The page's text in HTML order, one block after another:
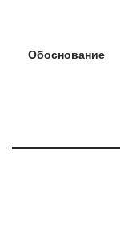
Обоснование